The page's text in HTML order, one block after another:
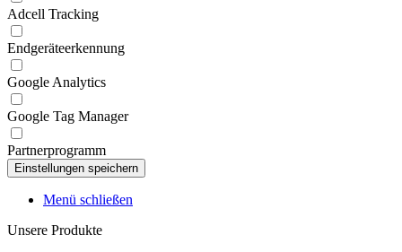
Adcell Tracking
Endgeräteerkennung
Google Analytics
Google Tag Manager
Partnerprogramm
Menü schließen
Unsere Produkte